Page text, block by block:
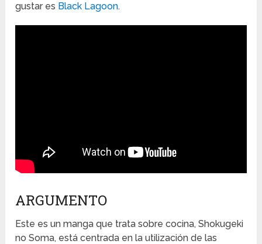
gustar es Black Lagoon.
ARGUMENTO
Este es un manga que trata sobre cocina, Shokugeki
no Soma, está centrada en la utilización de las